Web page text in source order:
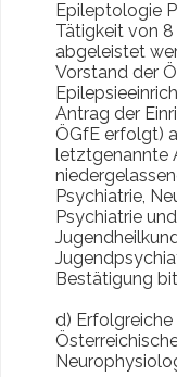
Epileptologie
Tätigkeit von
abgeleistet
Vorstand der
Antrag der
ÖGfE erfolgt)
letztgenannte
Psychiatrie,
Psychiatrie
Bestätigung
d)